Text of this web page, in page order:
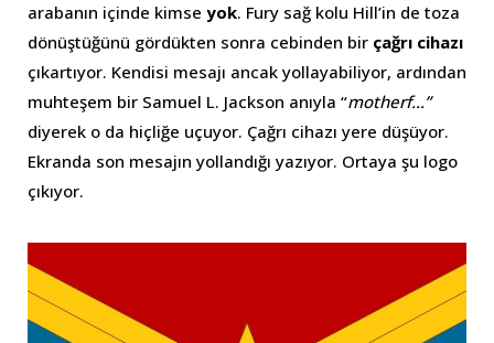
arabanın içinde kimse yok. Fury sağ kolu Hill’in de toza
dönüştüğünü gördükten sonra cebinden bir çağrı cihazı
çıkartıyor. Kendisi mesajı ancak yollayabiliyor, ardından
muhteşem bir Samuel L. Jackson anıyla “motherf…”
diyerek o da hiçliğe uçuyor. Çağrı cihazı yere düşüyor.
Ekranda son mesajın yollandığı yazıyor. Ortaya şu logo
çıkıyor.